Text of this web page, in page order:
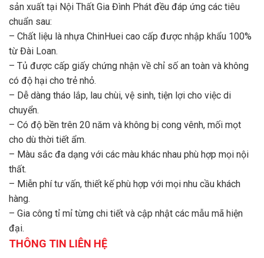
sản xuất tại Nội Thất Gia Đình Phát đều đáp ứng các tiêu
chuẩn sau:
– Chất liệu là nhựa ChinHuei cao cấp được nhập khẩu 100%
từ Đài Loan.
– Tủ được cấp giấy chứng nhận về chỉ số an toàn và không
có độ hại cho trẻ nhỏ.
– Dễ dàng tháo lắp, lau chùi, vệ sinh, tiện lợi cho việc di
chuyển.
– Có độ bền trên 20 năm và không bị cong vênh, mối mọt
cho dù thời tiết ẩm.
– Màu sắc đa dạng với các màu khác nhau phù hợp mọi nội
thất.
– Miễn phí tư vấn, thiết kế phù hợp với mọi nhu cầu khách
hàng.
– Gia công tỉ mỉ từng chi tiết và cập nhật các mẫu mã hiện
đại.
THÔNG TIN LIÊN HỆ